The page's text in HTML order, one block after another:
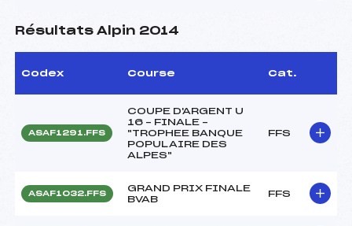
Résultats Alpin 2014
Codex Course Cat.
ASAF1291.FFS
COUPE D'ARGENT U
16 – FINALE –
"TROPHEE BANQUE
POPULAIRE DES
ALPES"
FFS
ASAF1032.FFS
GRAND PRIX FINALE
BVAB
FFS